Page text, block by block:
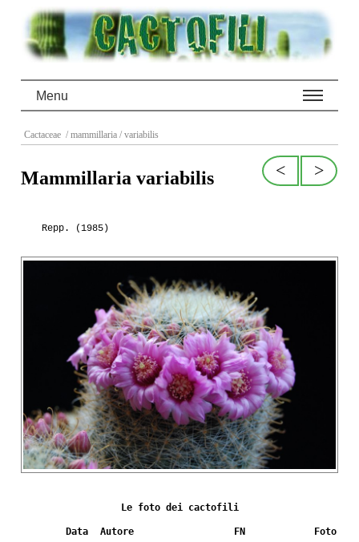
Menu
Cactaceae / mammillaria / variabilis
>
<
Mammillaria variabilis
Repp. (1985)
Le foto dei cactofili
Data Autore FN Foto